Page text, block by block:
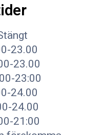
23.00
23.00
23:00
24.00
24.00
21:00